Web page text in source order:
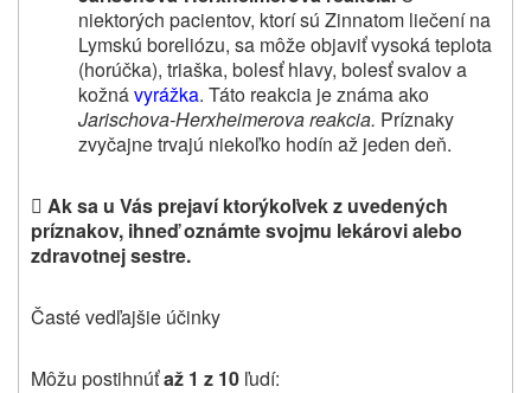
niektorých pacientov, ktorí sú Zinnatom liečení na
Lymskú boreliózu, sa môže objaviť vysoká teplota
(horúčka), triaška, bolesť hlavy, bolesť svalov a
kožnávyrážka. Táto reakcia je známa ako
Jarischova‑Herxheimerova reakcia. Príznaky
zvyčajne trvajú niekoľko hodín až jeden deň.
 Ak sa u Vás prejaví ktorýkoľvek z uvedených
príznakov, ihneďoznámte svojmu lekárovi alebo
zdravotnej sestre.
Časté vedľajšie účinky
Môžu postihnúťaž 1 z 10 ľudí: